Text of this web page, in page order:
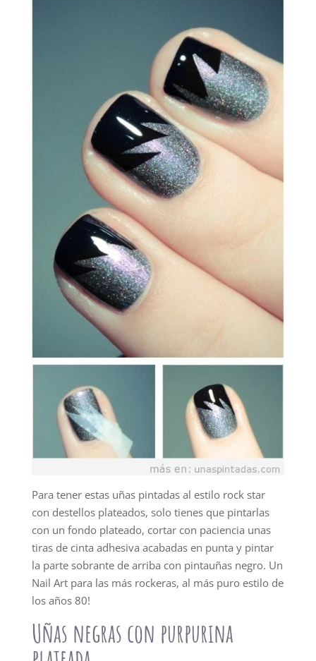
Para tener estas uñas pintadas al estilo rock star
con destellos plateados, solo tienes que pintarlas
con un fondo plateado, cortar con paciencia unas
tiras de cinta adhesiva acabadas en punta y pintar
la parte sobrante de arriba con pintauñas negro. Un
Nail Art para las más rockeras, al más puro estilo de
los años 80!
Uñas negras con purpurina